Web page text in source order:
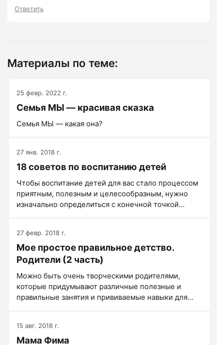
Ответить
Материалы по теме:
25 февр. 2022 г.
Семья МЫ — красивая сказка
Семья МЫ — какая она?
27 янв. 2018 г.
18 советов по воспитанию детей
Чтобы воспитание детей для вас стало процессом
приятным, полезным и целесообразным, нужно
изначально определиться с конечной точкой
27 февр. 2018 г.
Мое простое правильное детство.
Родители (2 часть)
Можно быть очень творческими родителями,
которые придумывают различные полезные и
правильные занятия и прививаемые навыки для
грамотных принципов взаимодействия у самих
родителей.
15 авг. 2018 г.
Мама Фима